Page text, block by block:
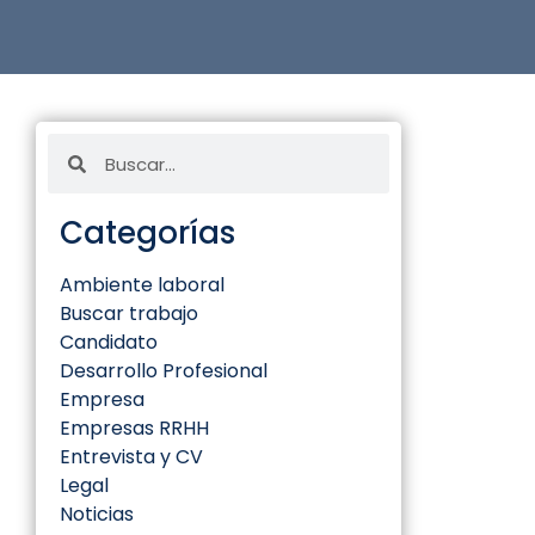
Categorías
Ambiente laboral
Buscar trabajo
Candidato
Desarrollo Profesional
Empresa
Empresas RRHH
Entrevista y CV
Legal
Noticias